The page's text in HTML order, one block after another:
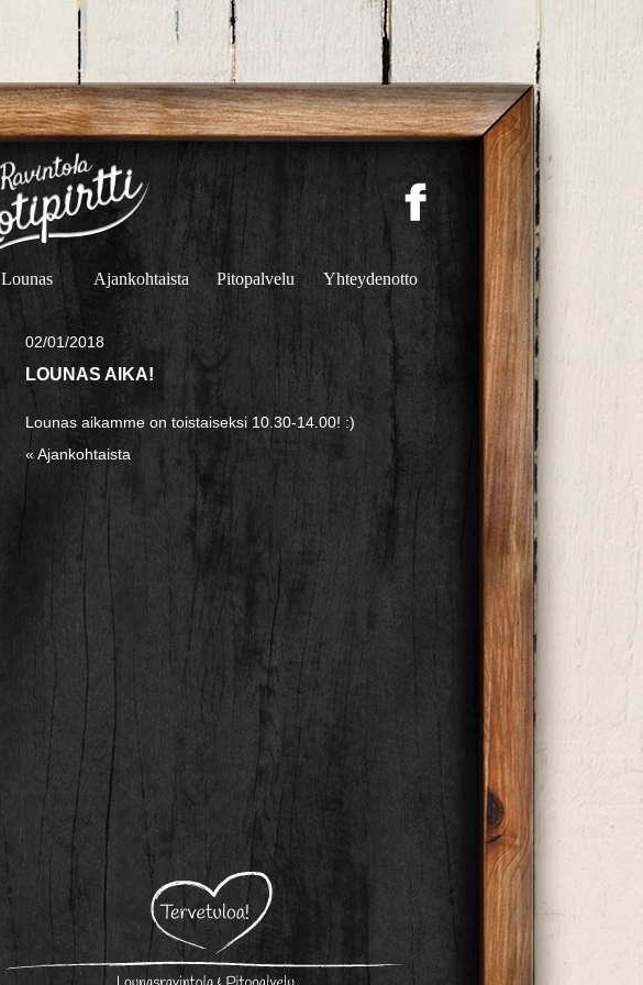
Lounas Ajankohtaista Pitopalvelu Yhteydenotto
02/01/2018
LOUNAS AIKA!
Lounas aikamme on toistaiseksi 10.30-14.00! :)
« Ajankohtaista